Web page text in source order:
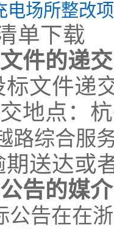
电场所整改
单下载
件的递交
标文件递
地点：
路综合服
期送达或
告的媒介
公告在在